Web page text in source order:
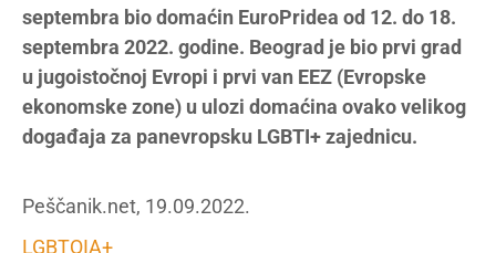
septembra bio domaćin EuroPridea od 12. do 18.
septembra 2022. godine. Beograd je bio prvi grad
u jugoistočnoj Evropi i prvi van EEZ (Evropske
ekonomske zone) u ulozi domaćina ovako velikog
događaja za panevropsku LGBTI+ zajednicu.
Peščanik.net, 19.09.2022.
LGBTQIA+